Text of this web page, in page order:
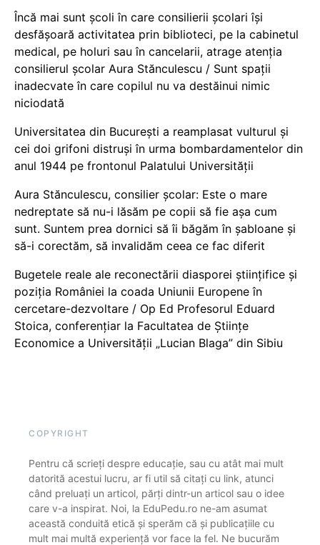
Încă mai sunt școli în care consilierii școlari își
desfășoară activitatea prin biblioteci, pe la cabinetul
medical, pe holuri sau în cancelarii, atrage atenția
consilierul școlar Aura Stănculescu / Sunt spații
inadecvate în care copilul nu va destăinui nimic
niciodată
Universitatea din București a reamplasat vulturul și
cei doi grifoni distruși în urma bombardamentelor din
anul 1944 pe frontonul Palatului Universității
Aura Stănculescu, consilier școlar: Este o mare
nedreptate să nu-i lăsăm pe copii să fie așa cum
sunt. Suntem prea dornici să îi băgăm în șabloane și
să-i corectăm, să invalidăm ceea ce fac diferit
Bugetele reale ale reconectării diasporei științifice și
poziția României la coada Uniunii Europene în
cercetare-dezvoltare / Op Ed Profesorul Eduard
Stoica, conferențiar la Facultatea de Științe
Economice a Universității „Lucian Blaga” din Sibiu
COPYRIGHT
Pentru că scrieți despre educație, sau cu atât mai mult
datorită acestui lucru, ar fi util să citați cu link, atunci
când preluați un articol, părți dintr-un articol sau o idee
care v-a inspirat. Noi, la EduPedu.ro ne-am asumat
această conduită etică și sperăm că și publicațiile cu
mult mai multă experiență vor face la fel. Ne bucurăm